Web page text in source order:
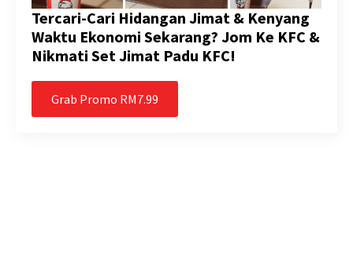
Tercari-Cari Hidangan Jimat & Kenyang
Waktu Ekonomi Sekarang? Jom Ke KFC &
Nikmati Set Jimat Padu KFC!
Grab Promo RM7.99